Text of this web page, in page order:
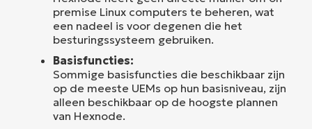
premise Linux computers te beheren, wat
een nadeel is voor degenen die het
besturingssysteem gebruiken.
Basisfuncties:
Sommige basisfuncties die beschikbaar zijn
op de meeste UEMs op hun basisniveau, zijn
alleen beschikbaar op de hoogste plannen
van Hexnode.